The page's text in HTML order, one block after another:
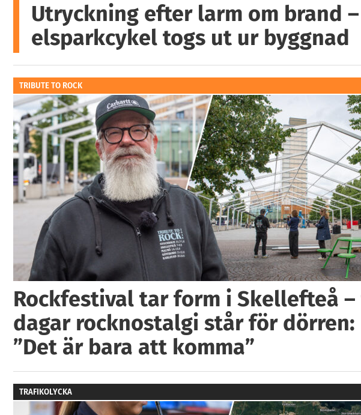
Utryckning efter larm om brand –
elsparkcykel togs ut ur byggnad
TRIBUTE TO ROCK
Rockfestival tar form i Skellefteå –
dagar rocknostalgi står för dörren:
”Det är bara att komma”
TRAFIKOLYCKA